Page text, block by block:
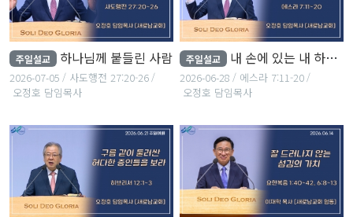
주일설교 하나님께 붙들린 사람
2026-07-05
사도행전 27:20-26
오정호 담임목사
주일설교 내 손에 있는 내 하나님의 율법
2026-06-28
에스라 7:11-20
오정호 담임목사